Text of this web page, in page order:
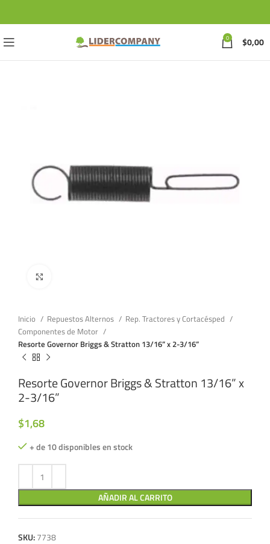
0 $0,00
Inicio Repuestos Alternos
Rep. Tractores y Cortacésped
Componentes de Motor
Resorte Governor Briggs & Stratton 13/16” x 2-3/16”
Resorte Governor Briggs & Stratton 13/16” x
2-3/16”
$1,68
+ de 10 disponibles en stock
AÑADIR AL CARRITO
SKU:7738